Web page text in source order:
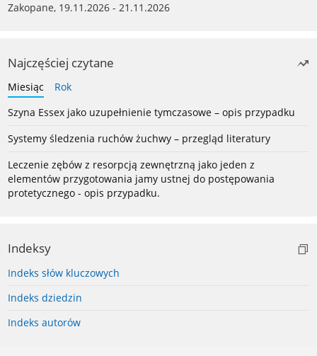
Zakopane, 19.11.2026 - 21.11.2026
Najczęściej czytane
Miesiąc
Rok
Szyna Essex jako uzupełnienie tymczasowe – opis przypadku
Systemy śledzenia ruchów żuchwy – przegląd literatury
Leczenie zębów z resorpcją zewnętrzną jako jeden z
elementów przygotowania jamy ustnej do postępowania
protetycznego - opis przypadku.
Indeksy
Indeks słów kluczowych
Indeks dziedzin
Indeks autorów